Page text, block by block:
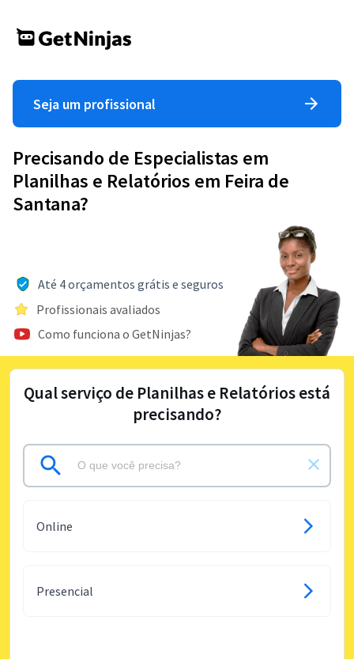
Seja um profissional
Precisando de Especialistas em
Planilhas e Relatórios em Feira de
Santana?
Até 4 orçamentos grátis e seguros
Profissionais avaliados
Como funciona o GetNinjas?
Qual serviço de Planilhas e Relatórios está
precisando?
Online
Presencial